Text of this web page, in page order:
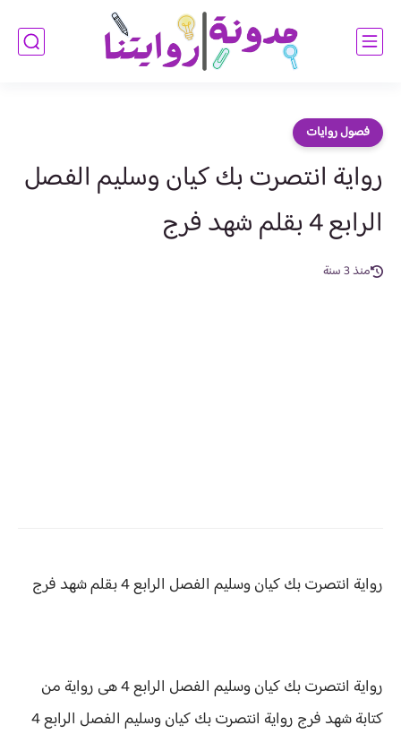
فصول روايات
رواية انتصرت بك كيان وسليم الفصل
الرابع 4 بقلم شهد فرج
منذ 3 سنة
رواية انتصرت بك كيان وسليم الفصل الرابع 4 بقلم شهد فرج
رواية انتصرت بك كيان وسليم الفصل الرابع 4 هى رواية من
كتابة شهد فرج
رواية انتصرت بك كيان وسليم الفصل الرابع 4